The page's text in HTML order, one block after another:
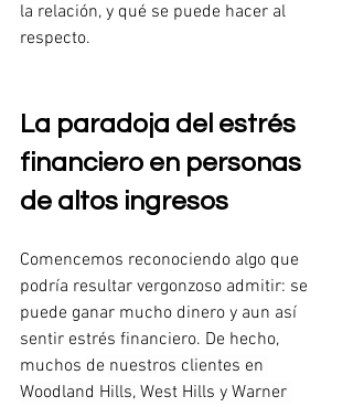
la relación, y qué se puede hacer al
respecto.
La paradoja del estrés
financiero en personas
de altos ingresos
Comencemos reconociendo algo que
podría resultar vergonzoso admitir: se
puede ganar mucho dinero y aun así
sentir estrés financiero. De hecho,
muchos de nuestros clientes en
Woodland Hills, West Hills y Warner